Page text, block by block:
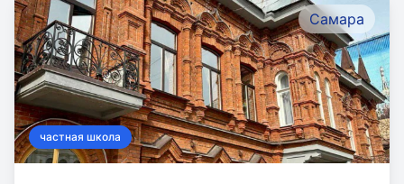
Самара
частная школа